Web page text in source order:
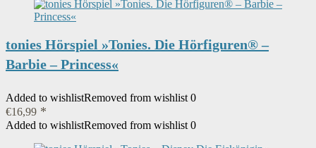
tonies Hörspiel »Tonies. Die Hörfiguren® –
Barbie – Princess«
Added to wishlistRemoved from wishlist 0
€16,99
Added to wishlistRemoved from wishlist 0